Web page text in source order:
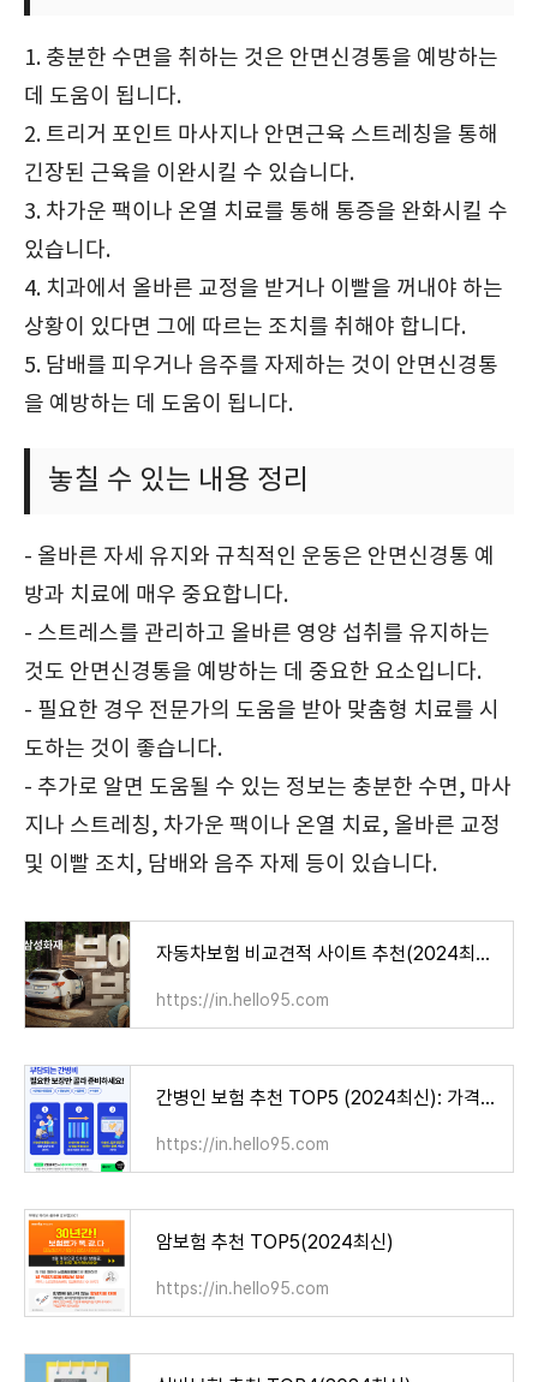
1. 충분한 수면을 취하는 것은 안면신경통을 예방하는
데 도움이 됩니다.
2. 트리거 포인트 마사지나 안면근육 스트레칭을 통해
긴장된 근육을 이완시킬 수 있습니다.
3. 차가운 팩이나 온열 치료를 통해 통증을 완화시킬 수
있습니다.
4. 치과에서 올바른 교정을 받거나 이빨을 꺼내야 하는
상황이 있다면 그에 따르는 조치를 취해야 합니다.
5. 담배를 피우거나 음주를 자제하는 것이 안면신경통
을 예방하는 데 도움이 됩니다.
놓칠 수 있는 내용 정리
- 올바른 자세 유지와 규칙적인 운동은 안면신경통 예
방과 치료에 매우 중요합니다.
- 스트레스를 관리하고 올바른 영양 섭취를 유지하는
것도 안면신경통을 예방하는 데 중요한 요소입니다.
- 필요한 경우 전문가의 도움을 받아 맞춤형 치료를 시
도하는 것이 좋습니다.
- 추가로 알면 도움될 수 있는 정보는 충분한 수면, 마사
지나 스트레칭, 차가운 팩이나 온열 치료, 올바른 교정
및 이빨 조치, 담배와 음주 자제 등이 있습니다.
자동차보험 비교견적 사이트 추천(2024최신)
https://in.hello95.com
간병인 보험 추천 TOP5 (2024최신): 가격비교 총정리
https://in.hello95.com
암보험 추천 TOP5(2024최신)
https://in.hello95.com